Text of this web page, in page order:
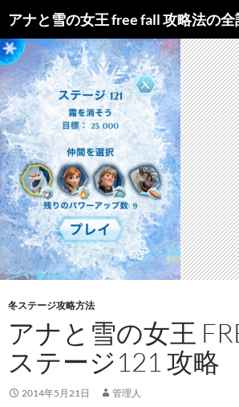
アナと雪の女王 free fall 攻略法の全
索
ン
テ
ン
ツ
へ
ス
キ
ッ
プ
冬ステージ攻略方法
アナと雪の女王
ステージ121 攻略
2014年5月21日 管理人